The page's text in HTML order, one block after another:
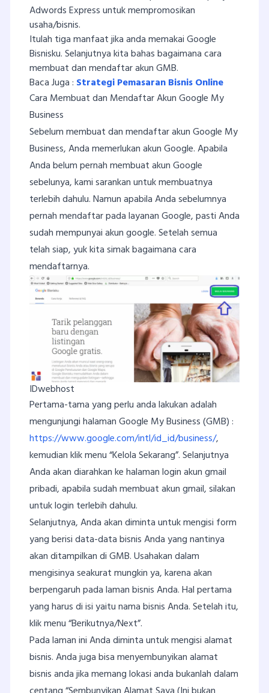
Adwords Express untuk mempromosikan
usaha/bisnis.
Itulah tiga manfaat jika anda memakai Google
Bisnisku. Selanjutnya kita bahas bagaimana cara
membuat dan mendaftar akun GMB.
Baca Juga : Strategi Pemasaran Bisnis Online
Cara Membuat dan Mendaftar Akun Google My
Business
Sebelum membuat dan mendaftar akun Google My
Business, Anda memerlukan akun Google. Apabila
Anda belum pernah membuat akun Google
sebelunya, kami sarankan untuk membuatnya
terlebih dahulu. Namun apabila Anda sebelumnya
pernah mendaftar pada layanan Google, pasti Anda
sudah mempunyai akun google. Setelah semua
telah siap, yuk kita simak bagaimana cara
mendaftarnya.
IDwebhost
Pertama-tama yang perlu anda lakukan adalah
mengunjungi halaman Google My Business (GMB) :
https://www.google.com/intl/id_id/business/,
kemudian klik menu “Kelola Sekarang”. Selanjutnya
Anda akan diarahkan ke halaman login akun gmail
pribadi, apabila sudah membuat akun gmail, silakan
untuk login terlebih dahulu.
Selanjutnya, Anda akan diminta untuk mengisi form
yang berisi data-data bisnis Anda yang nantinya
akan ditampilkan di GMB. Usahakan dalam
mengisinya seakurat mungkin ya, karena akan
berpengaruh pada laman bisnis Anda. Hal pertama
yang harus di isi yaitu nama bisnis Anda. Setelah itu,
klik menu “Berikutnya/Next”.
Pada laman ini Anda diminta untuk mengisi alamat
bisnis. Anda juga bisa menyembunyikan alamat
bisnis anda jika memang lokasi anda bukanlah dalam